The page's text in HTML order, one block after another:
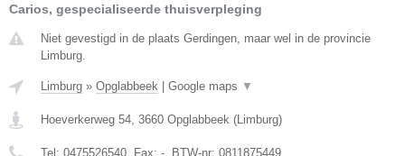
Carios, gespecialiseerde thuisverpleging
Niet gevestigd in de plaats Gerdingen, maar wel in de provincie
Limburg.
Limburg » Opglabbeek Google maps ▼
Hoeverkerweg 54 3660 Opglabbeek ( Limburg)
Tel: 0475526540 , Fax: - , BTW-nr: 0811875449